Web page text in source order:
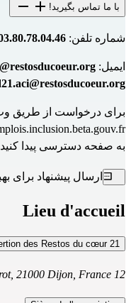
با ما تماس بگیرید!
شماره تلفن:
ایمیل:
برای درخواست از طریق
به صفحه دسترسی پیدا
ارسال پیشنهاد برای
Lieu d'accueil
des Restos du cœur 21
12 Rue de la Brot, 21000 Dijon, France